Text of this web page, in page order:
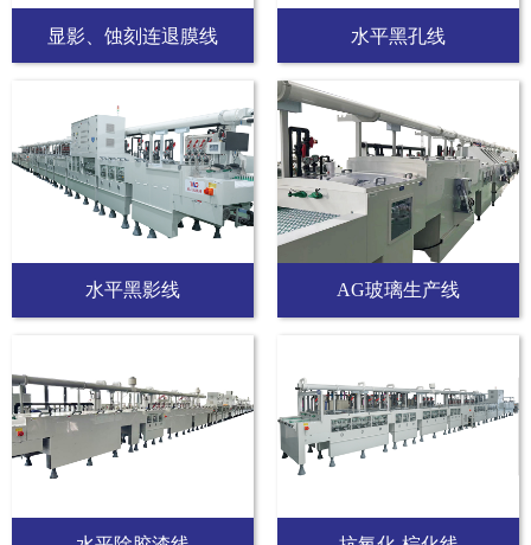
显影、蚀刻连退膜线 水平黑孔线
水平黑影线 AG玻璃生产线